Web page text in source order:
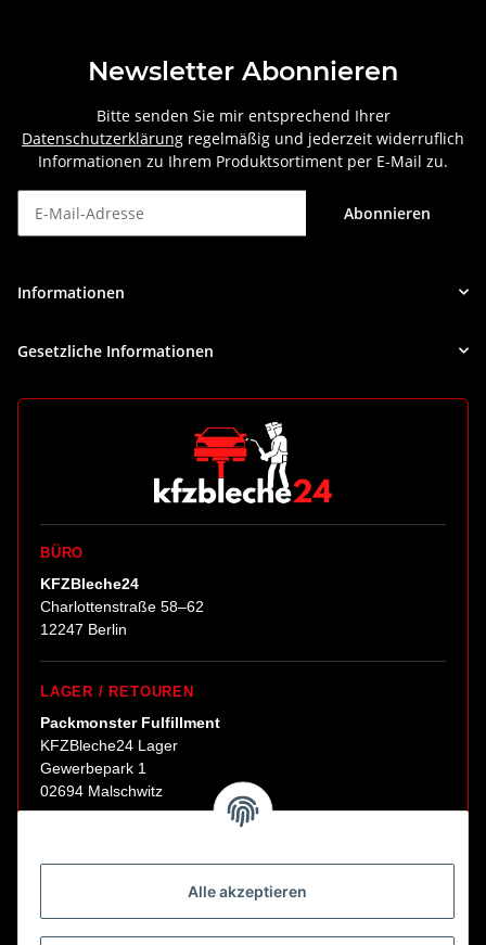
Alle akzeptieren
Newsletter Abonnieren
Bitte senden Sie mir entsprechend Ihrer
Datenschutzerklärung regelmäßig und jederzeit widerruflich
Informationen zu Ihrem Produktsortiment per E-Mail zu.
Abonnieren
Informationen
Gesetzliche Informationen
BÜRO
KFZBleche24
Charlottenstraße 58–62
12247 Berlin
LAGER / RETOUREN
Packmonster Fulfillment
KFZBleche24 Lager
Gewerbepark 1
02694 Malschwitz
Abholungen nur nach Terminvereinbarung.
E-Mail:sales@kfzbleche24.de